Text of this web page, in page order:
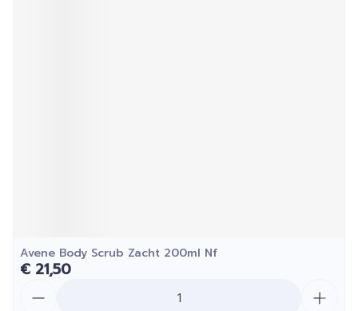
Avene Body Scrub Zacht 200ml Nf
€ 21,50